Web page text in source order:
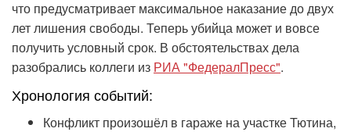
что предусматривает максимальное наказание до двух
лет лишения свободы. Теперь убийца может и вовсе
получить условный срок. В обстоятельствах дела
разобрались коллеги из РИА "ФедералПресс".
Хронология событий:
Конфликт произошёл в гараже на участке Тютина,